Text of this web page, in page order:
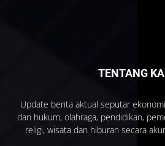
TENTANG
Update berita aktual seputar
dan hukum, olahraga, pendidikan,
religi, wisata dan hiburan secara